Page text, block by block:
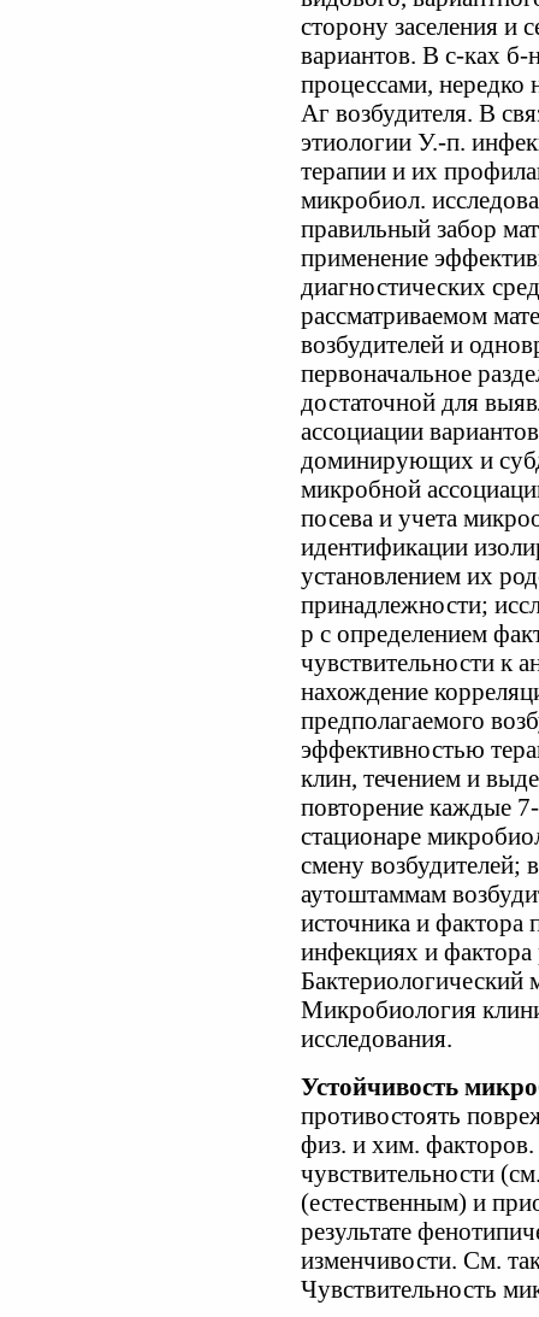
сторону заселения и
вариантов. В с-ках
процессами, нередко
Аг возбудителя. В
этиологии У.-п.
терапии и их
микробиол.
правильный забор
применение
диагностических
рассматриваемом
возбудителей и
первоначальное
достаточной для
ассоциации
доминирующих и
микробной
посева и учета
идентификации
установлением их
принадлежности;
р с определением
чувствительности к
нахождение
предполагаемого
эффективностью
клин, течением и
повторение каждые
стационаре
смену возбудителей;
аутоштаммам
источника и фактора
инфекциях и
Бактериологический
Микробиология
исследования.
Устойчивость
противостоять
физ. и хим.
чувствительности
(естественным) и
результате
изменчивости. См.
Чувствительность